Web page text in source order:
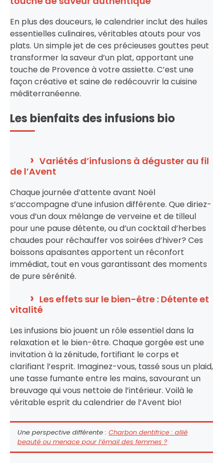
En plus des douceurs, le calendrier inclut des huiles
essentielles culinaires, véritables atouts pour vos
plats. Un simple jet de ces précieuses gouttes peut
transformer la saveur d’un plat, apportant une
touche de Provence à votre assiette. C’est une
façon créative et saine de redécouvrir la cuisine
méditerranéenne.
Les bienfaits des infusions bio
Variétés d’infusions à déguster au fil
de l’Avent
Chaque journée d’attente avant Noël
s’accompagne d’une infusion différente. Que diriez-
vous d’un doux mélange de verveine et de tilleul
pour une pause détente, ou d’un cocktail d’herbes
chaudes pour réchauffer vos soirées d’hiver? Ces
boissons apaisantes apportent un réconfort
immédiat, tout en vous garantissant des moments
de pure sérénité.
Les effets sur le bien-être : Détente et
vitalité
Les infusions bio jouent un rôle essentiel dans la
relaxation et le bien-être. Chaque gorgée est une
invitation à la zénitude, fortifiant le corps et
clarifiant l’esprit. Imaginez-vous, tassé sous un plaid,
une tasse fumante entre les mains, savourant un
breuvage qui vous nettoie de l’intérieur. Voilà le
véritable esprit du calendrier de l’Avent bio!
Une perspective différente : Charbon dentifrice : allié
beauté ou menace pour l’émail des femmes ?